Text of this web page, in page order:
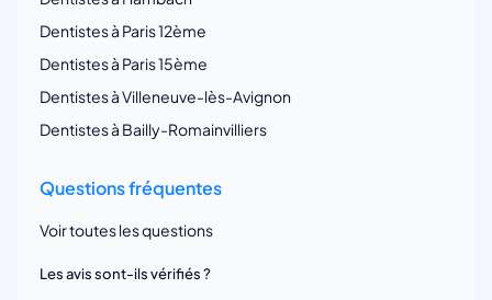
Dentistes à Paris 12ème
Dentistes à Paris 15ème
Dentistes à Villeneuve-lès-Avignon
Dentistes à Bailly-Romainvilliers
Questions fréquentes
Voir toutes les questions
Les avis sont-ils vérifiés ?